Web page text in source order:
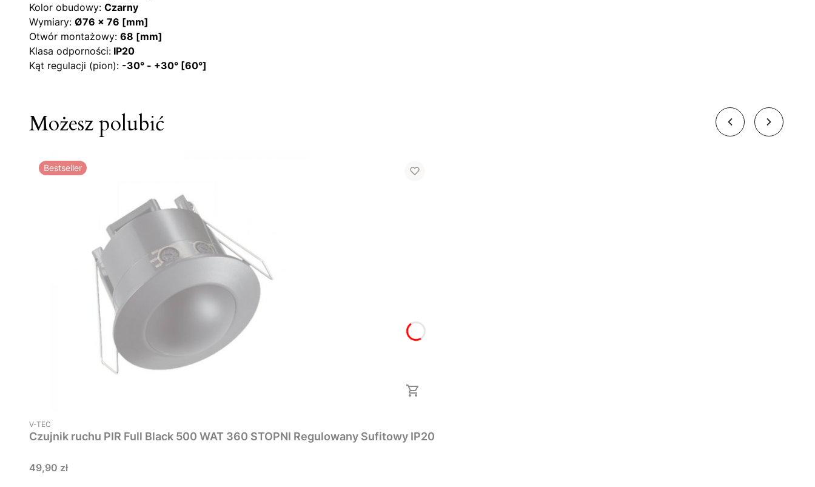
Kolor obudowy: Czarny
Wymiary: Ø76 x 76 [mm]
Otwór montażowy: 68 [mm]
Klasa odporności: IP20
Kąt regulacji (pion): -30° - +30° [60°]
Możesz polubić
Bestseller
PRODUCENT
V-TEC
Czujnik ruchu PIR Full Black 500 WAT 360 STOPNI Regulowany Sufitowy IP20
Cena
49,90 zł